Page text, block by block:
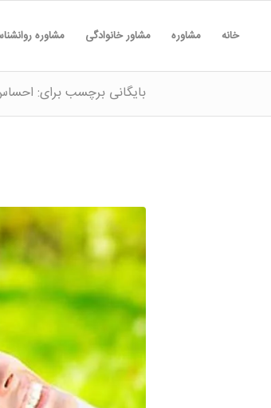
خانه مشاوره مشاور خانوادگی مشاوره
بایگانی برچسب برای: